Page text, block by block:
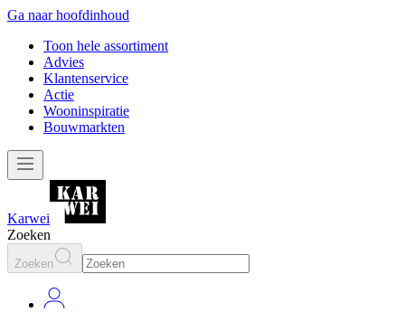
Ga naar hoofdinhoud
Toon hele assortiment
Advies
Klantenservice
Actie
Wooninspiratie
Bouwmarkten
Karwei
Zoeken
Zoeken